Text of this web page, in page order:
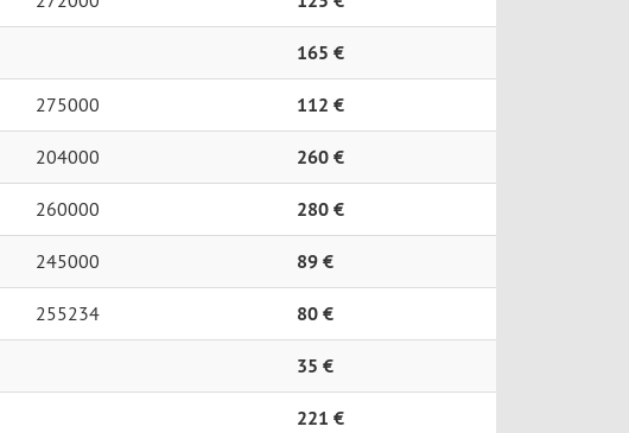
165 €
275000 112 €
204000 260 €
260000 280 €
245000 89 €
255234 80 €
35 €
221 €